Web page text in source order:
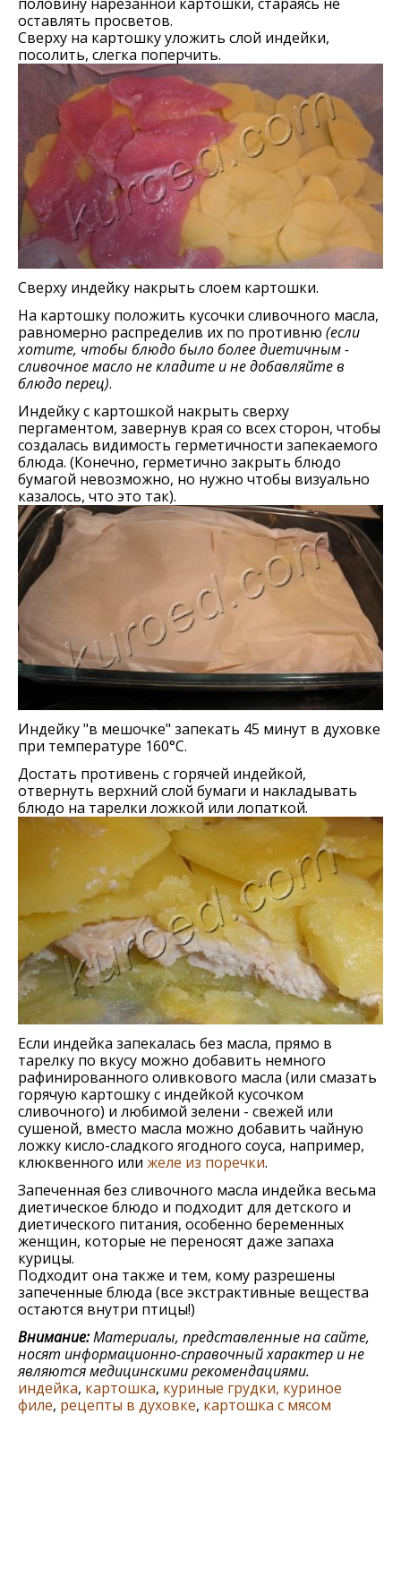
оставлять просветов.
Сверху на картошку уложить слой индейки,
посолить, слегка поперчить.
Сверху индейку накрыть слоем картошки.
На картошку положить кусочки сливочного масла,
равномерно распределив их по противню (если
хотите, чтобы блюдо было более диетичным -
сливочное масло не кладите и не добавляйте в
блюдо перец).
Индейку с картошкой накрыть сверху
пергаментом, завернув края со всех сторон, чтобы
создалась видимость герметичности запекаемого
блюда. (Конечно, герметично закрыть блюдо
бумагой невозможно, но нужно чтобы визуально
казалось, что это так).
Индейку "в мешочке" запекать 45 минут в духовке
при температуре 160°C.
Достать противень с горячей индейкой,
отвернуть верхний слой бумаги и накладывать
блюдо на тарелки ложкой или лопаткой.
Если индейка запекалась без масла, прямо в
тарелку по вкусу можно добавить немного
рафинированного оливкового масла (или смазать
горячую картошку с индейкой кусочком
сливочного) и любимой зелени - свежей или
сушеной, вместо масла можно добавить чайную
ложку кисло-сладкого ягодного соуса, например,
клюквенного или желе из поречки.
Запеченная без сливочного масла индейка весьма
диетическое блюдо и подходит для детского и
диетического питания, особенно беременных
женщин, которые не переносят даже запаха
курицы.
Подходит она также и тем, кому разрешены
запеченные блюда (все экстрактивные вещества
остаются внутри птицы!)
Внимание:Материалы, представленные на сайте,
носят информационно-справочный характер и не
являются медицинскими рекомендациями.
индейка, картошка, куриные грудки, куриное
филе, рецепты в духовке, картошка с мясом